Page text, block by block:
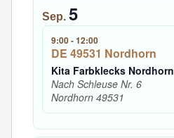
Sep. 5
9:00-12:00
DE 49531 Nordhorn
Kita Farbklecks Nordhorn
Nach Schleuse Nr. 6
Nordhorn 49531